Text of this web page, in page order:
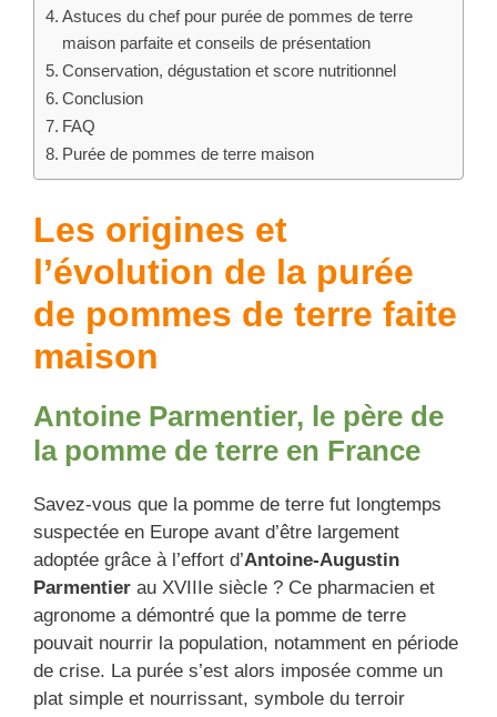
Astuces du chef pour purée de pommes de terre
maison parfaite et conseils de présentation
Conservation, dégustation et score nutritionnel
Conclusion
FAQ
Purée de pommes de terre maison
Les origines et
l’évolution de la purée
de pommes de terre faite
maison
Antoine Parmentier, le père de
la pomme de terre en France
Savez-vous que la pomme de terre fut longtemps
suspectée en Europe avant d’être largement
adoptée grâce à l’effort d’Antoine-Augustin
Parmentier au XVIIIe siècle ? Ce pharmacien et
agronome a démontré que la pomme de terre
pouvait nourrir la population, notamment en période
de crise. La purée s’est alors imposée comme un
plat simple et nourrissant, symbole du terroir